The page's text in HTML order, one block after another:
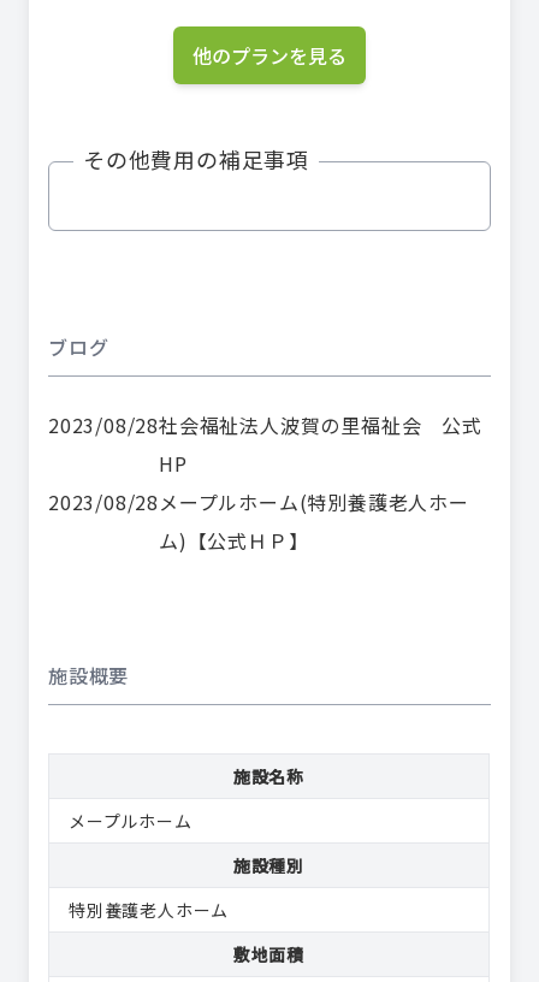
他のプランを見る
その他費用の補足事項
ブログ
2023/08/28社会福祉法人波賀の里福祉会 公式
HP
2023/08/28メープルホーム(特別養護老人ホー
ム)【公式ＨＰ】
施設概要
施設名称
メープルホーム
施設種別
特別養護老人ホーム
敷地面積